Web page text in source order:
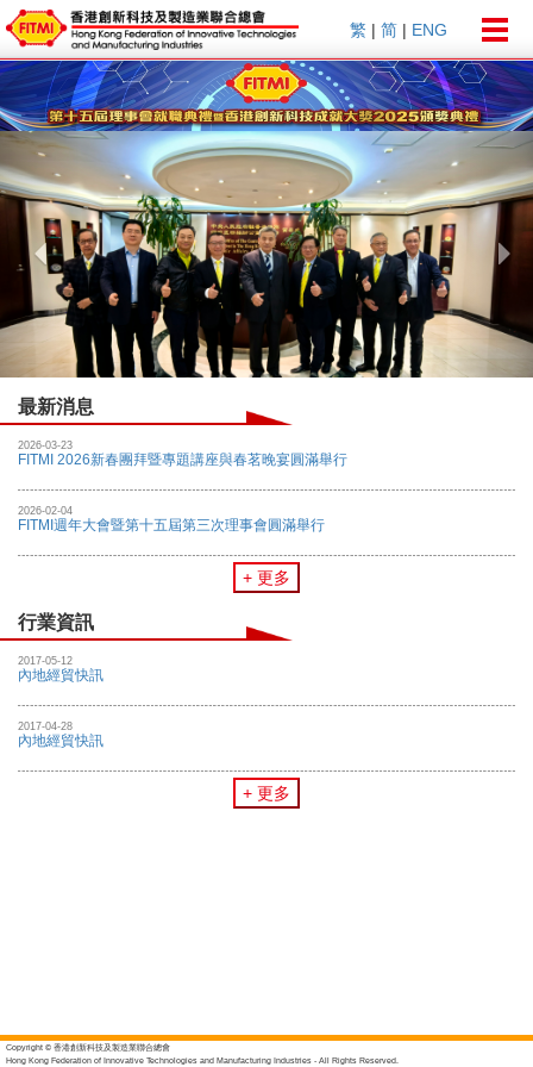
繁 | 简 | ENG
Previous
最新消息
2026-03-23
FITMI 2026新春團拜暨專題講座與春茗晚宴圓滿舉行
2026-02-04
FITMI週年大會暨第十五屆第三次理事會圓滿舉行
+ 更多
行業資訊
2017-05-12
內地經貿快訊
2017-04-28
內地經貿快訊
+ 更多
Copyright © 香港創新科技及製造業聯合總會
Hong Kong Federation of Innovative Technologies and Manufacturing Industries - All Rights Reserved.